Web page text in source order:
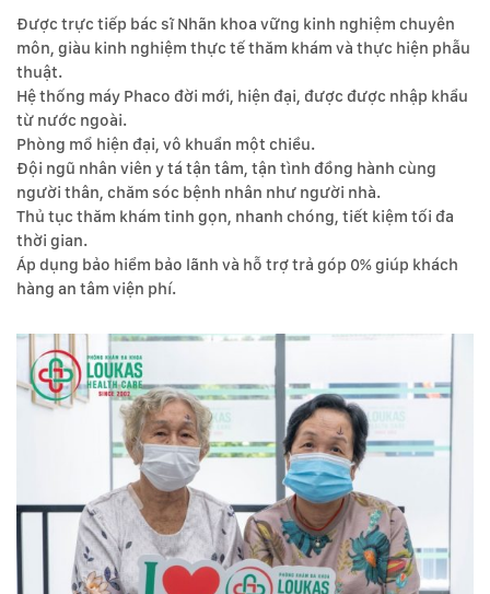
Được trực tiếp bác sĩ Nhãn khoa vững kinh nghiệm chuyên
môn, giàu kinh nghiệm thực tế thăm khám và thực hiện phẫu
thuật.
Hệ thống máy Phaco đời mới, hiện đại, được được nhập khẩu
từ nước ngoài.
Phòng mổ hiện đại, vô khuẩn một chiều.
Đội ngũ nhân viên y tá tận tâm, tận tình đồng hành cùng
người thân, chăm sóc bệnh nhân như người nhà.
Thủ tục thăm khám tinh gọn, nhanh chóng, tiết kiệm tối đa
thời gian.
Áp dụng bảo hiểm bảo lãnh và hỗ trợ trả góp 0% giúp khách
hàng an tâm viện phí.